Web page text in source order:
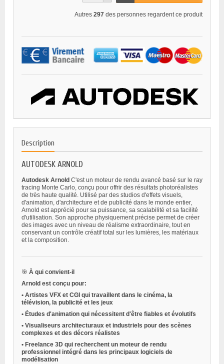
Autres 297 des personnes regardent ce produit
Description
AUTODESK ARNOLD
Autodesk Arnold C'est un moteur de rendu avancé basé sur le ray
tracing Monte Carlo, conçu pour offrir des résultats photoréalistes
de très haute qualité. Utilisé par des studios d'effets visuels,
d'animation, d'architecture et de publicité dans le monde entier,
Arnold est apprécié pour sa puissance, sa scalabilité et sa facilité
d'utilisation. Son approche physiquement précise permet de créer
des images avec un niveau de réalisme extraordinaire, tout en
conservant un contrôle créatif total sur les lumières, les matériaux
et la composition.
🎯 À qui convient-il
Arnold est conçu pour:
• Artistes VFX et CGI qui travaillent dans le cinéma, la
télévision, la publicité et les jeux
• Études d'animation qui nécessitent d'être fiables et évolutifs
• Visualiseurs architecturaux et industriels pour des scènes
complexes et des décors réalistes
• Freelance 3D qui recherchent un moteur de rendu
professionnel intégré dans les principaux logiciels de
modélisation